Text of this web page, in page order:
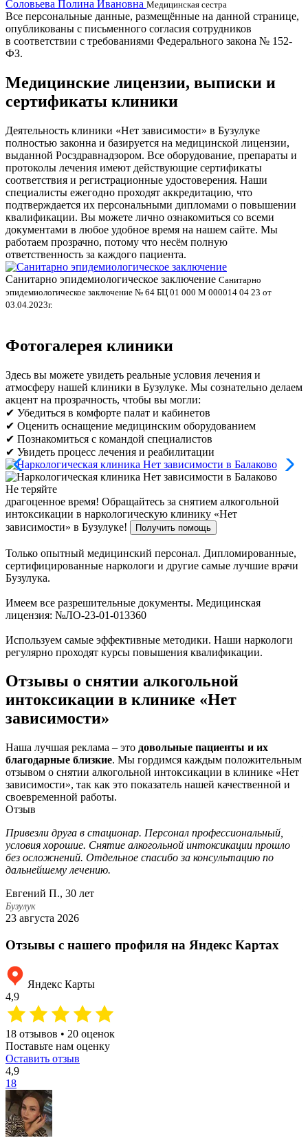
Соловьева Полина Ивановна Медицинская сестра
Все персональные данные, размещённые на данной странице,
опубликованы с письменного согласия сотрудников
в соответствии с требованиями Федерального закона № 152-
ФЗ.
Медицинские лицензии, выписки и
сертификаты клиники
Деятельность клиники «Нет зависимости» в Бузулуке
полностью законна и базируется на медицинской лицензии,
выданной Росздравнадзором. Все оборудование, препараты и
протоколы лечения имеют действующие сертификаты
соответствия и регистрационные удостоверения. Наши
специалисты ежегодно проходят аккредитацию, что
подтверждается их персональными дипломами о повышении
квалификации. Вы можете лично ознакомиться со всеми
документами в любое удобное время на нашем сайте. Мы
работаем прозрачно, потому что несём полную
ответственность за каждого пациента.
Санитарно эпидемиологическое заключение Санитарно
эпидемиологическое заключение № 64 БЦ 01 000 М 000014 04 23 от
03.04.2023г.
Фотогалерея клиники
Здесь вы можете увидеть реальные условия лечения и
атмосферу нашей клиники в Бузулуке. Мы сознательно делаем
акцент на прозрачность, чтобы вы могли:
✔ Убедиться в комфорте палат и кабинетов
✔ Оценить оснащение медицинским оборудованием
✔ Познакомиться с командой специалистов
✔ Увидеть процесс лечения и реабилитации
Не теряйте
драгоценное время! Обращайтесь за снятием алкогольной
интоксикации в наркологическую клинику «Нет
зависимости» в Бузулуке!
Получить помощь
Только опытный медицинский персонал. Дипломированные,
сертифицированные наркологи и другие самые лучшие врачи
Бузулука.
Имеем все разрешительные документы. Медицинская
лицензия: №ЛО-23-01-013360
Используем самые эффективные методики. Наши наркологи
регулярно проходят курсы повышения квалификации.
Отзывы о снятии алкогольной
интоксикации в клинике «Нет
зависимости»
Наша лучшая реклама – это довольные пациенты и их
благодарные близкие. Мы гордимся каждым положительным
отзывом о снятии алкогольной интоксикации в клинике «Нет
зависимости», так как это показатель нашей качественной и
своевременной работы.
Отзыв
Привезли друга в стационар. Персонал профессиональный,
условия хорошие. Снятие алкогольной интоксикации прошло
без осложнений. Отдельное спасибо за консультацию по
дальнейшему лечению.
Евгений П., 30 лет
Бузулук
23 августа 2026
Отзывы с нашего профиля на Яндекс Картах
Яндекс Карты
4,9
18 отзывов • 20 оценок
Поставьте нам оценку
Оставить отзыв
4,9
18